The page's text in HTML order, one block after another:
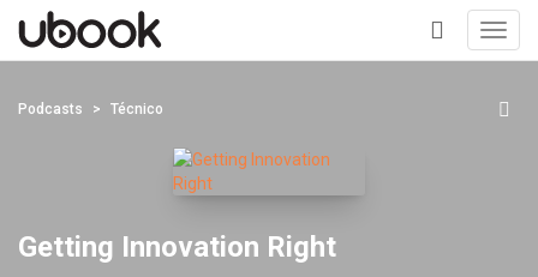
+
Podcasts Técnico
Getting Innovation Right